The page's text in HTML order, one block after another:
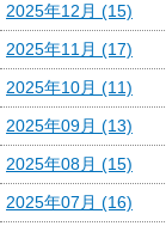
2025年12月 (15)
2025年11月 (17)
2025年10月 (11)
2025年09月 (13)
2025年08月 (15)
2025年07月 (16)